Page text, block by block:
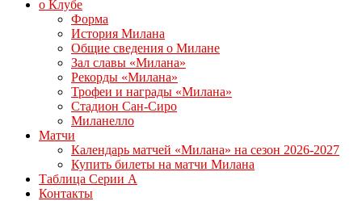
о Клубе
Форма
История Милана
Общие сведения о Милане
Зал славы «Милана»
Рекорды «Милана»
Трофеи и награды «Милана»
Стадион Сан-Сиро
Миланелло
Матчи
Календарь матчей «Милана» на сезон 2026-2027
Купить билеты на матчи Милана
Таблица Серии А
Контакты